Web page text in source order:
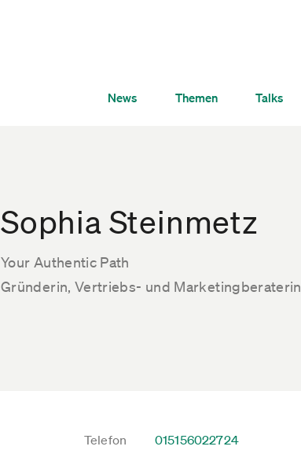
News Themen Talks
Sophia Steinmetz
Your Authentic Path
Gründerin, Vertriebs- und Marketingberaterin
Telefon
015156022724